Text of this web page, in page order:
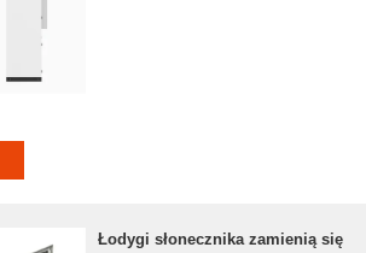
Łodygi słonecznika zamienią się